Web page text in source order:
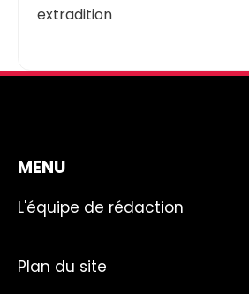
extradition
MENU
L'équipe de rédaction
Plan du site